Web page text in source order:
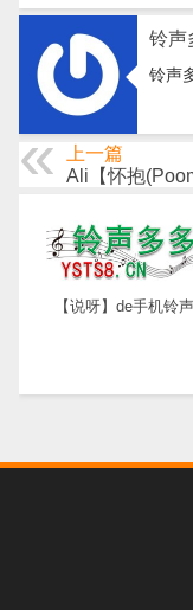
铃声
铃声
上一篇
Ali【怀抱
【说呀】de手机铃声